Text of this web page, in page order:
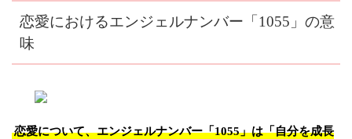
恋愛におけるエンジェルナンバー「1055」の意
味
恋愛について、エンジェルナンバー「1055」は「自分を成長